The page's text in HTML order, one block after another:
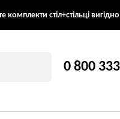
стіл+стільці
0 800